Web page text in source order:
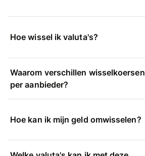
Hoe wissel ik valuta's?
Waarom verschillen wisselkoersen
per aanbieder?
Hoe kan ik mijn geld omwisselen?